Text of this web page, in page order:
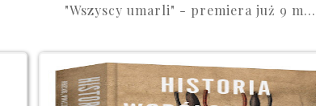
"Wszyscy umarli" - premiera już 9 m...